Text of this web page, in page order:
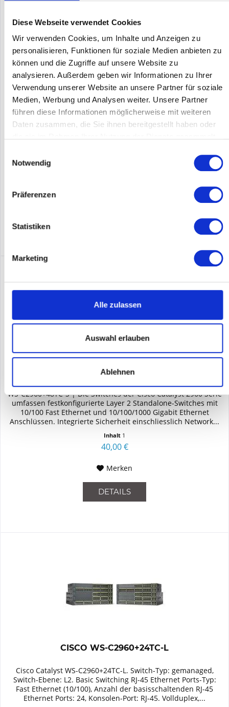
Diese Webseite verwendet Cookies
Wir verwenden Cookies, um Inhalte und Anzeigen zu
personalisieren, Funktionen für soziale Medien anbieten zu
können und die Zugriffe auf unsere Website zu
analysieren. Außerdem geben wir Informationen zu Ihrer
Verwendung unserer Website an unsere Partner für soziale
Medien, Werbung und Analysen weiter. Unsere Partner
führen diese Informationen möglicherweise mit weiteren
Daten zusammen, die Sie ihnen bereitgestellt haben oder
Notwendig
Präferenzen
Statistiken
Marketing
Alle zulassen
Auswahl erlauben
Ablehnen
WS-C2960+48PST-S | Eine grundlegende Komponente eines
Unternehmensnetzwerks ist die LAN-Switching-Infrastruktur,
CISCO WS-C2960+48TC-S
WS-C2960+48TC-S | Die Switches der Cisco Catalyst 2960 Serie
umfassen festkonfigurierte Layer 2 Standalone-Switches mit
10/100 Fast Ethernet und 10/100/1000 Gigabit Ethernet
Anschlüssen. Integrierte Sicherheit einschliesslich Network...
Inhalt 1
40,00 €
Merken
DETAILS
CISCO WS-C2960+24TC-L
Cisco Catalyst WS-C2960+24TC-L. Switch-Typ: gemanaged,
Switch-Ebene: L2. Basic Switching RJ-45 Ethernet Ports-Typ:
Fast Ethernet (10/100), Anzahl der basisschaltenden RJ-45
Ethernet Ports: 24, Konsolen-Port: RJ-45. Vollduplex,...